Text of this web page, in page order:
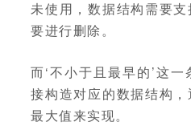
未使用，数据结构需要
要进行删除。
而‘不小于且最早的’这
接构造对应的数据结构
最大值来实现。